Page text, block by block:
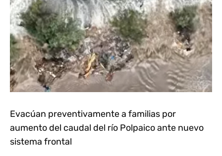
Evacúan preventivamente a familias por
aumento del caudal del río Polpaico ante nuevo
sistema frontal